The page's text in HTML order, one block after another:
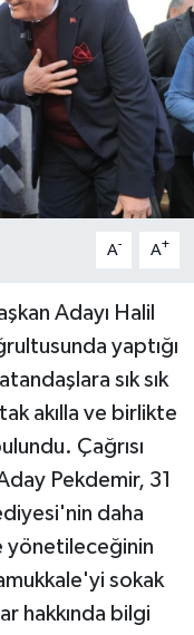
A- A+
Adayı Halil
yaptığı
sık sık
akılla ve birlikte
Çağrısı
Pekdemir, 31
daha
yönetileceğinin
sokak
hakkında bilgi